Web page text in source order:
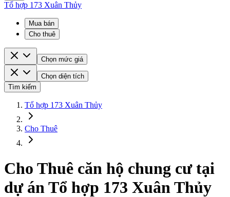
Tổ hợp 173 Xuân Thủy
Mua bán
Cho thuê
Chọn mức giá
Chọn diện tích
Tìm kiếm
Tổ hợp 173 Xuân Thủy
Cho Thuê
Cho Thuê căn hộ chung cư tại
dự án Tổ hợp 173 Xuân Thủy